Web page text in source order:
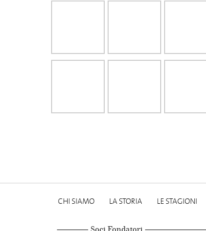
CHI SIAMO LA STORIA LE STAGIONI